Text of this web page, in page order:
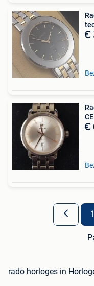
€
€
1
rado horloges in